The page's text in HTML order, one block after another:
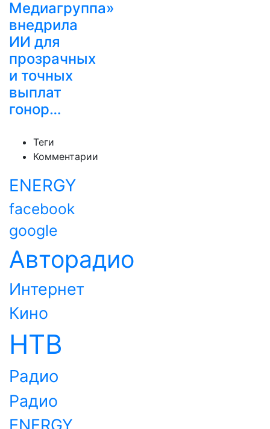
Медиагруппа»
внедрила
ИИ для
прозрачных
и точных
выплат
гонор…
Теги
Комментарии
ENERGY
facebook
google
Авторадио
Интернет
Кино
НТВ
Радио
Радио
ENERGY